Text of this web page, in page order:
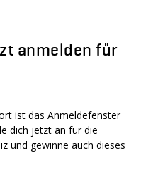
anmelden für
ist das Anmeldefenster
dich jetzt an für die
und gewinne auch dieses